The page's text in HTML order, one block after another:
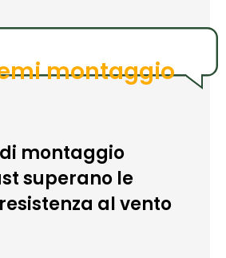
montaggio
montaggio
superano le
al vento